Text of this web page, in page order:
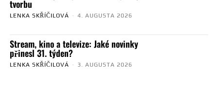
tvorbu
LENKA SKŘÍČILOVÁ - 4. AUGUSTA 2026
Stream, kino a televize: Jaké novinky
přinesl 31. týden?
LENKA SKŘÍČILOVÁ - 3. AUGUSTA 2026